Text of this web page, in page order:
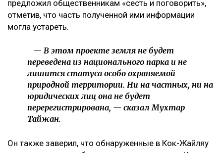
предложил общественникам «сесть и поговорить»,
отметив, что часть полученной ими информации
могла устареть.
— В этом проекте земля не будет
переведена из национального парка и не
лишится статуса особо охраняемой
природной территории. Ни на частных, ни на
юридических лиц она не будет
перерегистрирована, — сказал Мухтар
Тайжан.
Он также заверил, что обнаруженные в Кок-Жайляу